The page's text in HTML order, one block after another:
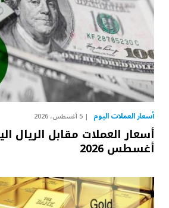
أسعار العملات اليوم 5 أغسطس، 2026
أغسطس 2026